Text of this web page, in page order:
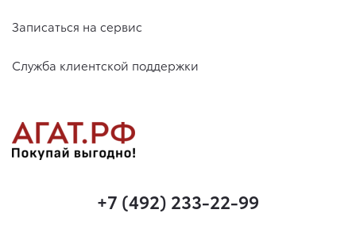
Записаться на сервис
Служба клиентской поддержки
+7 (492) 233-22-99